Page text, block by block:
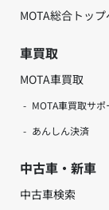
MOTA総合トッ
車買取
MOTA車買取
MOTA車買取サポ
あんしん決済
中古車・新車
中古車検索